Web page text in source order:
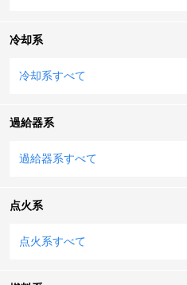
冷却系
冷却系すべて
過給器系
過給器系すべて
点火系
点火系すべて